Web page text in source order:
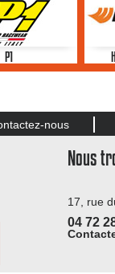
P1
nous
Nous
17, rue
04 72